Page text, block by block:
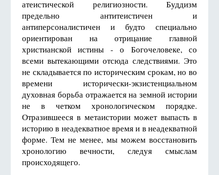
атеистической религиозности. Буддизм
предельно антитеистичен и
антиперсоналистичен и будто специально
ориентирован на отрицание главной
христианской истины - о Богочеловеке, со
всеми вытекающими отсюда следствиями. Это
не складывается по историческим срокам, но во
времени исторически-экзистенциальном
духовная борьба отражается на земной истории
не в четком хронологическом порядке.
Отразившееся в метаистории может выпасть в
историю в неадекватное время и в неадекватной
форме. Тем не менее, мы можем восстановить
хронологию вечности, следуя смыслам
происходящего.